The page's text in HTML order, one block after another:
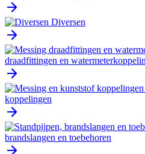
Diversen
draadfittingen en
koppelingen
brandslangen en toebehoren